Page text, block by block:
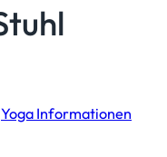
Yoga Informationen